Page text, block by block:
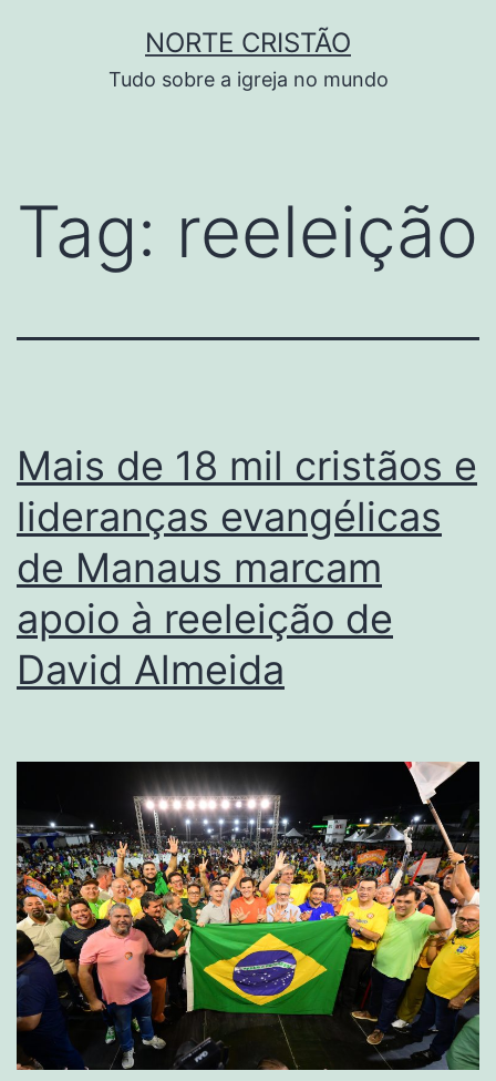
NORTE CRISTÃO
Tudo sobre a igreja no mundo
Tag: reeleição
Mais de 18 mil cristãos e
lideranças evangélicas
de Manaus marcam
apoio à reeleição de
David Almeida